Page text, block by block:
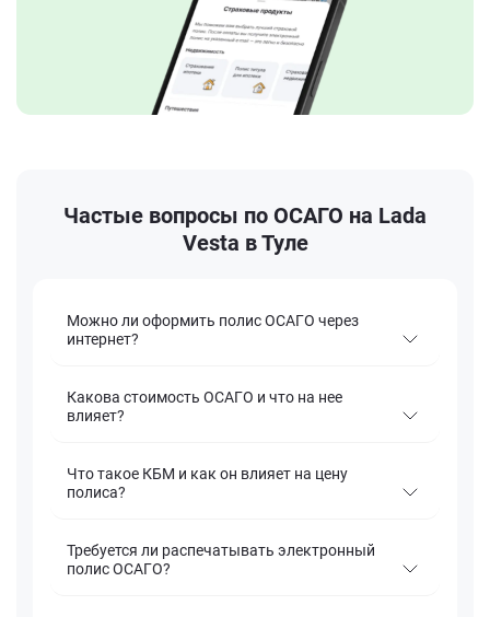
Частые вопросы по ОСАГО на Lada
Vesta в Туле
Можно ли оформить полис ОСАГО через
интернет?
Какова стоимость ОСАГО и что на нее
влияет?
Что такое КБМ и как он влияет на цену
полиса?
Требуется ли распечатывать электронный
полис ОСАГО?